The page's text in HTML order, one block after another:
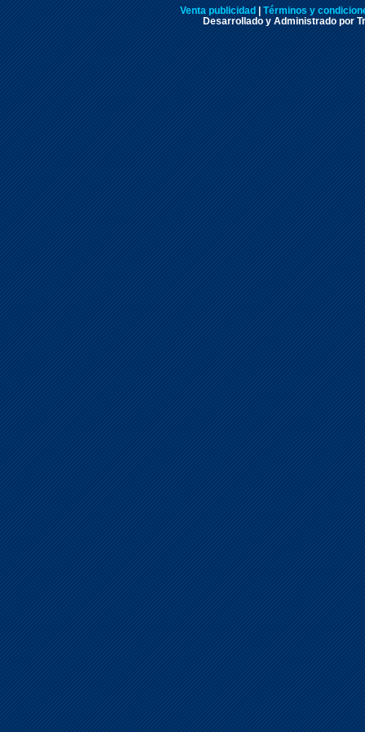
Venta publicidad
Términos y
Desarrollado y Administrado por